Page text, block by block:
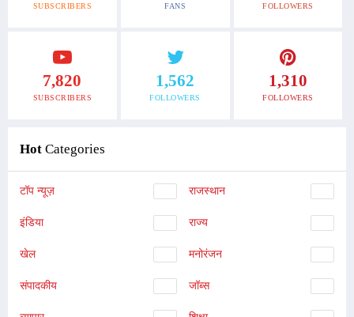
SUBSCRIBERS FANS FOLLOWERS
7,820
SUBSCRIBERS
1,562
FOLLOWERS
1,310
FOLLOWERS
Hot Categories
टॉप न्यूज़ राजस्थान
इंडिया राज्य
खेल मनोरंजन
संपादकीय जॉब्स